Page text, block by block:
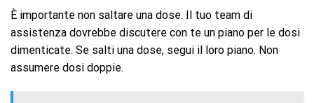
È importante non saltare una dose. Il tuo team di
assistenza dovrebbe discutere con te un piano per le dosi
dimenticate. Se salti una dose, segui il loro piano. Non
assumere dosi doppie.